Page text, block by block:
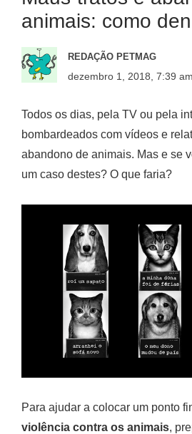
animais: como
REDAÇÃO PETMAG
dezembro 1, 2018, 7:39 am
Todos os dias, pela TV ou pela
bombardeados com vídeos e
abandono de animais. Mas e se
um caso destes? O que faria?
Para ajudar a colocar um ponto
violência contra os animais,